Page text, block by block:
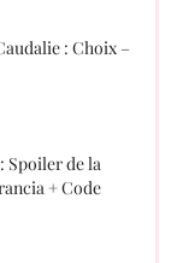
: Choix –
Spoiler de la
+ Code